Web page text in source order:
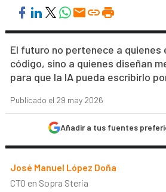
El futuro no pertenece a quienes
código, sino a quienes diseñan
para que la IA pueda escribirlo
Publicado el 29 may 2026
Añadir a tus fuentes
José Manuel López Doña
CTO en Sopra Steria